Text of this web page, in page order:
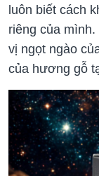
luôn biết cách
riêng của
vị ngọt ngào
của hương gỗ